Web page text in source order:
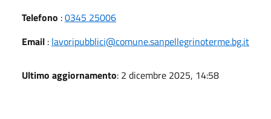
Telefono :0345 25006
Email : lavoripubblici@comune.sanpellegrinoterme.bg.it
Ultimo aggiornamento: 2 dicembre 2025, 14:58